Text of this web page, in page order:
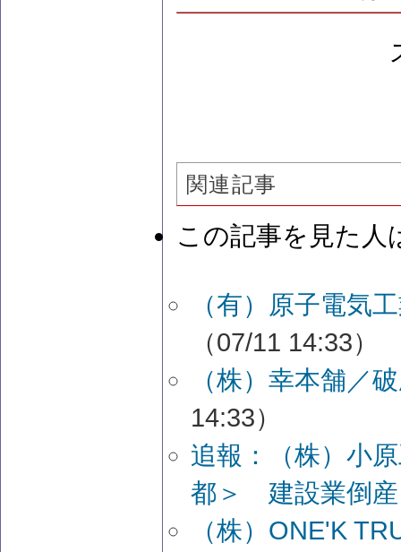
関連記事
この記事を見た人
（有）原子電気
（07/11 14:33）
（株）幸本舗／
14:33）
追報：（株）小
都＞ 建設業倒産
（株）ONE'K